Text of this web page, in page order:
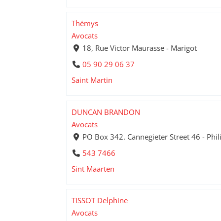
Thémys
Avocats
18, Rue Victor Maurasse - Marigot
05 90 29 06 37
Saint Martin
DUNCAN BRANDON
Avocats
PO Box 342. Cannegieter Street 46 -
543 7466
Sint Maarten
TISSOT Delphine
Avocats